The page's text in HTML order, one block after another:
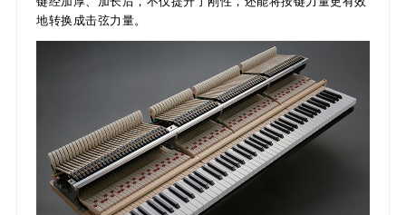
地转换成击弦力量。